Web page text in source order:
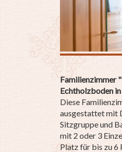
Familienzimmer
Echtholzboden
Diese
ausgestattet mit
Sitzgruppe und
mit 2 oder 3
Platz für bis zu 6